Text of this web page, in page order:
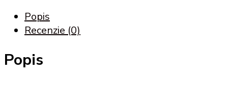
(KL
27)
Popis
Recenzie (0)
Popis